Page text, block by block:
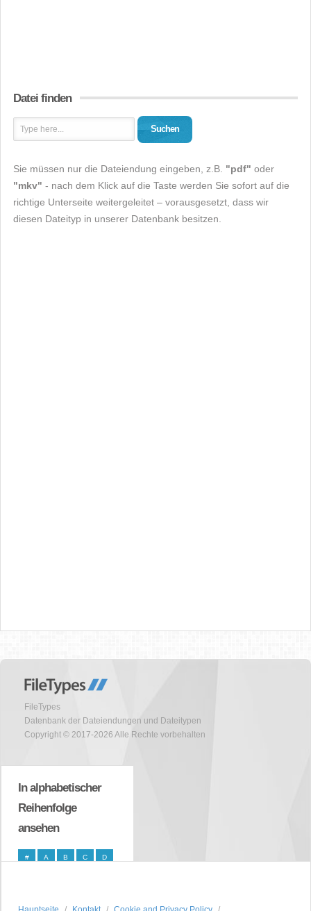
Datei finden
Suchen
Sie müssen nur die Dateiendung eingeben, z.B. "pdf" oder
"mkv" - nach dem Klick auf die Taste werden Sie sofort auf die
richtige Unterseite weitergeleitet – vorausgesetzt, dass wir
diesen Dateityp in unserer Datenbank besitzen.
FileTypes
Datenbank der Dateiendungen und Dateitypen
Copyright © 2017-2026 Alle Rechte vorbehalten
In alphabetischer
Reihenfolge
ansehen
# A B C D